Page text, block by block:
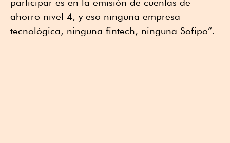
ahorro nivel 4, y eso ninguna empresa
tecnológica, ninguna fintech, ninguna Sofipo”.